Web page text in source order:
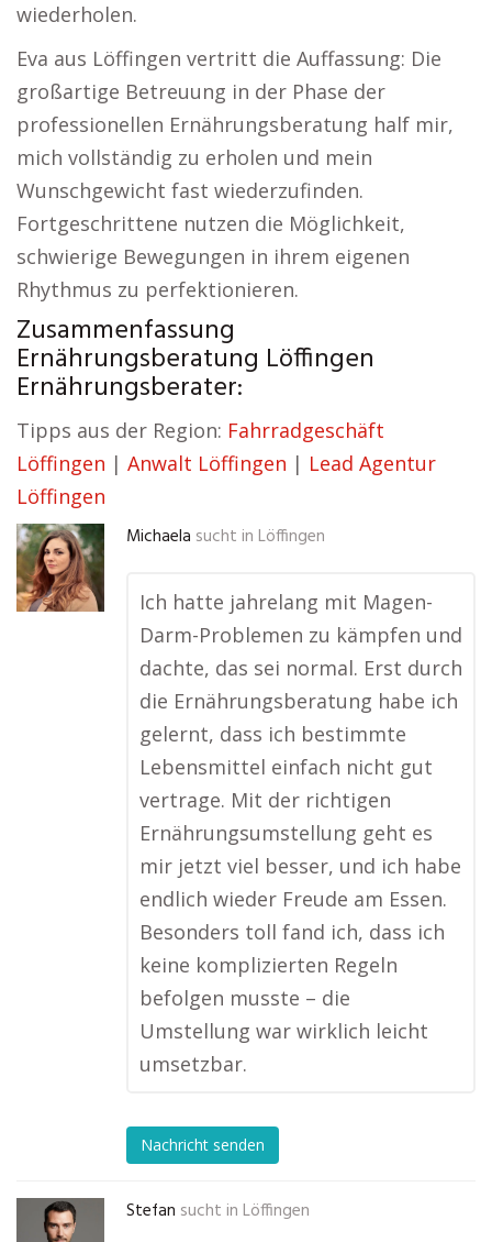
wiederholen.
Eva aus Löffingen vertritt die Auffassung: Die
großartige Betreuung in der Phase der
professionellen Ernährungsberatung half mir,
mich vollständig zu erholen und mein
Wunschgewicht fast wiederzufinden.
Fortgeschrittene nutzen die Möglichkeit,
schwierige Bewegungen in ihrem eigenen
Rhythmus zu perfektionieren.
Zusammenfassung
Ernährungsberatung Löffingen
Ernährungsberater:
Tipps aus der Region: Fahrradgeschäft
Löffingen | Anwalt Löffingen | Lead Agentur
Löffingen
Michaela sucht in Löffingen
Ich hatte jahrelang mit Magen-
Darm-Problemen zu kämpfen und
dachte, das sei normal. Erst durch
die Ernährungsberatung habe ich
gelernt, dass ich bestimmte
Lebensmittel einfach nicht gut
vertrage. Mit der richtigen
Ernährungsumstellung geht es
mir jetzt viel besser, und ich habe
endlich wieder Freude am Essen.
Besonders toll fand ich, dass ich
keine komplizierten Regeln
befolgen musste – die
Umstellung war wirklich leicht
umsetzbar.
Nachricht senden
Stefan sucht in Löffingen